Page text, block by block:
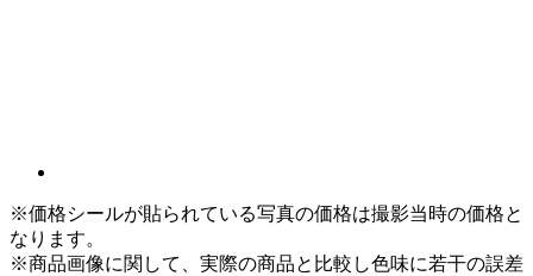
※価格シールが貼られている写真の価格は撮影当時の価格と
なります。
※商品画像に関して、実際の商品と比較し色味に若干の誤差